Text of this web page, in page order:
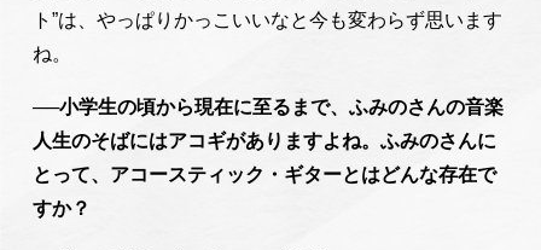
ト”は、やっぱりかっこいいなと今も変わらず思います
ね。
──小学生の頃から現在に至るまで、ふみのさんの音楽
人生のそばにはアコギがありますよね。ふみのさんに
とって、アコースティック・ギターとはどんな存在で
すか？